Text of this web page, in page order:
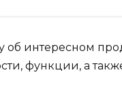
об интересном
функции, а